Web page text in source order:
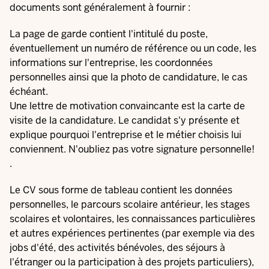
documents sont généralement à fournir :
La page de garde contient l'intitulé du poste,
éventuellement un numéro de référence ou un code, les
informations sur l'entreprise, les coordonnées
personnelles ainsi que la photo de candidature, le cas
échéant.
Une lettre de motivation convaincante est la carte de
visite de la candidature. Le candidat s'y présente et
explique pourquoi l'entreprise et le métier choisis lui
conviennent. N'oubliez pas votre signature personnelle!
.
Le CV sous forme de tableau contient les données
personnelles, le parcours scolaire antérieur, les stages
scolaires et volontaires, les connaissances particulières
et autres expériences pertinentes (par exemple via des
jobs d'été, des activités bénévoles, des séjours à
l'étranger ou la participation à des projets particuliers),